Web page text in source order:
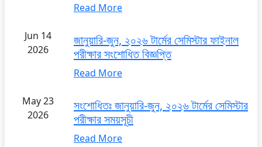
Read More
Jun 14
2026
জানুয়ারি-জুন, ২০২৬ টার্মের সেমিস্টার ফাইনাল
পরীক্ষার সংশোধিত বিজ্ঞপ্তি
Read More
May 23
2026
সংশোধিতঃ জানুয়ারি-জুন, ২০২৬ টার্মের সেমিস্টার
পরীক্ষার সময়সূচী
Read More